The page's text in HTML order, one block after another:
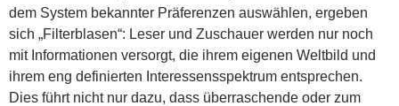
dem System bekannter Präferenzen auswählen, ergeben
sich „Filterblasen“: Leser und Zuschauer werden nur noch
mit Informationen versorgt, die ihrem eigenen Weltbild und
ihrem eng definierten Interessensspektrum entsprechen.
Dies führt nicht nur dazu, dass überraschende oder zum